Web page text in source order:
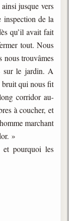
jusque vers
inspection de la
qu’il avait fait
tout. Nous
nous trouvâmes
sur le jardin. A
bruit qui nous fit
corridor au-
à coucher, et
marchant
»
et pourquoi les